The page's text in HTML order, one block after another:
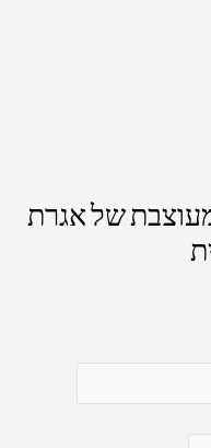
מעוצבת של אגרת